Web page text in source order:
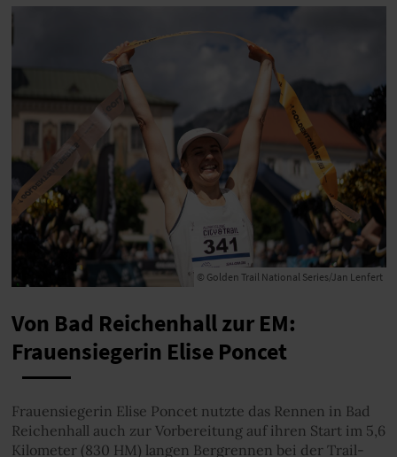
© Golden Trail National Series/Jan Lenfert
Von Bad Reichenhall zur EM:
Frauensiegerin Elise Poncet
Frauensiegerin Elise Poncet nutzte das Rennen in Bad
Reichenhall auch zur Vorbereitung auf ihren Start im 5,6
Kilometer (830 HM) langen Bergrennen bei der Trail-